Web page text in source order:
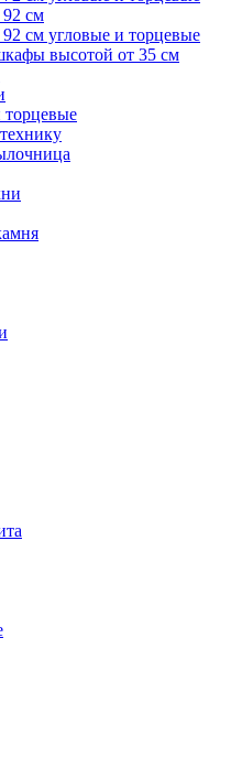
см
см угловые и торцевые
высотой от 35 см